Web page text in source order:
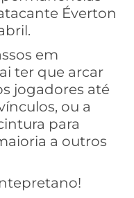
Éverton
em
ter que arcar
jogadores até
ou a
para
a outros